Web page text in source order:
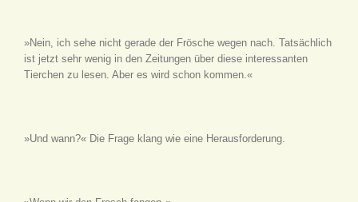
»Nein, ich sehe nicht gerade der Frösche wegen nach. Tatsächlich
ist jetzt sehr wenig in den Zeitungen über diese interessanten
Tierchen zu lesen. Aber es wird schon kommen.«
»Und wann?« Die Frage klang wie eine Herausforderung.